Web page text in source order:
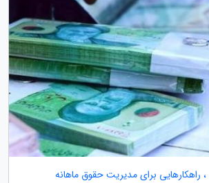
راهکارهایی برای مدیریت حقوق ماهانه